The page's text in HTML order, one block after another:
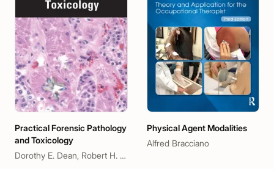
Practical Forensic Pathology
and Toxicology
Dorothy E. Dean, Robert H. Powers
Physical Agent Modalities
Alfred Bracciano